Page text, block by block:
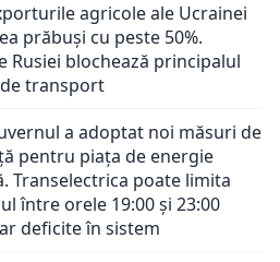
agricole ale Ucrainei
prăbuși cu peste 50%.
Rusiei blochează principalul
transport
a adoptat noi măsuri de
pentru piața de energie
Transelectrica poate limita
între orele 19:00 și 23:00
deficite în sistem